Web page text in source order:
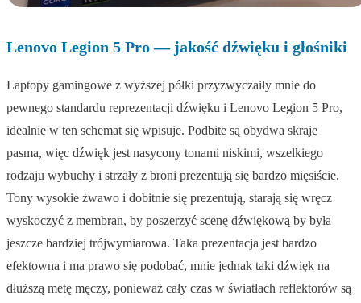
Lenovo Legion 5 Pro — jakość dźwięku i głośniki
Laptopy gamingowe z wyższej półki przyzwyczaiły mnie do
pewnego standardu reprezentacji dźwięku i Lenovo Legion 5 Pro,
idealnie w ten schemat się wpisuje. Podbite są obydwa skraje
pasma, więc dźwięk jest nasycony tonami niskimi, wszelkiego
rodzaju wybuchy i strzały z broni prezentują się bardzo mięsiście.
Tony wysokie żwawo i dobitnie się prezentują, starają się wręcz
wyskoczyć z membran, by poszerzyć scenę dźwiękową by była
jeszcze bardziej trójwymiarowa. Taka prezentacja jest bardzo
efektowna i ma prawo się podobać, mnie jednak taki dźwięk na
dłuższą metę męczy, ponieważ cały czas w światłach reflektorów są